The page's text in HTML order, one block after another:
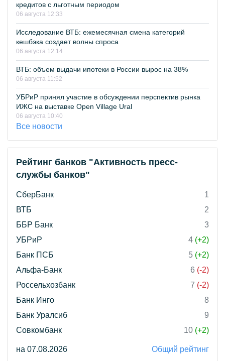
кредитов с льготным периодом
06 августа 12:33
Исследование ВТБ: ежемесячная смена категорий
кешбэка создает волны спроса
06 августа 12:14
ВТБ: объем выдачи ипотеки в России вырос на 38%
06 августа 11:52
УБРиР принял участие в обсуждении перспектив рынка
ИЖС на выставке Open Village Ural
06 августа 10:40
Все новости
Рейтинг банков "Активность пресс-
службы банков"
СберБанк
1
ВТБ
2
ББР Банк
3
УБРиР
4 (+2)
Банк ПСБ
5 (+2)
Альфа-Банк
6 (-2)
Россельхозбанк
7 (-2)
Банк Инго
8
Банк Уралсиб
9
Совкомбанк
10 (+2)
на 07.08.2026 Общий рейтинг